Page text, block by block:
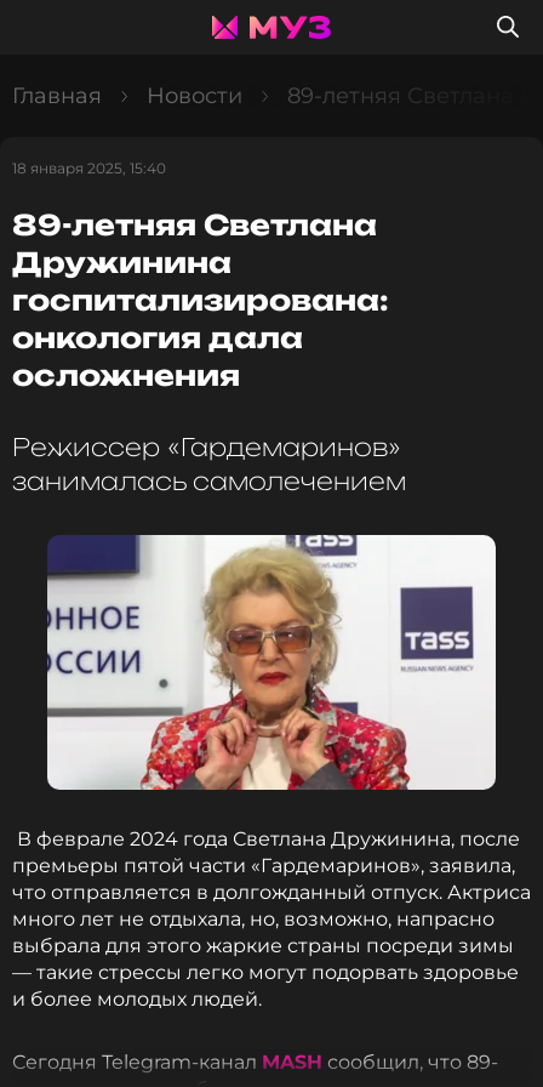
Главная Новости 89-летняя Светлана
18 января 2025, 15:40
89-летняя Светлана
Дружинина
госпитализирована:
онкология дала
осложнения
Режиссер «Гардемаринов»
занималась самолечением
В феврале 2024 года Светлана Дружинина, после
премьеры пятой части «Гардемаринов», заявила,
что отправляется в долгожданный отпуск. Актриса
много лет не отдыхала, но, возможно, напрасно
выбрала для этого жаркие страны посреди зимы
— такие стрессы легко могут подорвать здоровье
и более молодых людей.
Сегодня Telegram-канал MASH сообщил, что 89-